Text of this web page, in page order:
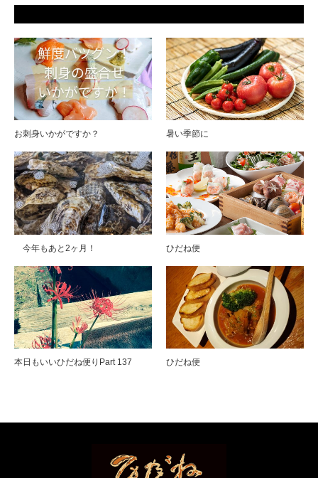
お刺身いかがですか？ 暑い季節に
今年もあと2ヶ月！ ひだね便
本日もいいひだね便りPart 137 ひだね便